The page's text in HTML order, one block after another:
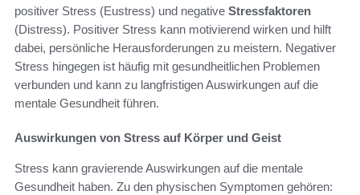
positiver Stress (Eustress) und negative Stressfaktoren
(Distress). Positiver Stress kann motivierend wirken und hilft
dabei, persönliche Herausforderungen zu meistern. Negativer
Stress hingegen ist häufig mit gesundheitlichen Problemen
verbunden und kann zu langfristigen Auswirkungen auf die
mentale Gesundheit führen.
Auswirkungen von Stress auf Körper und Geist
Stress kann gravierende Auswirkungen auf die mentale
Gesundheit haben. Zu den physischen Symptomen gehören: